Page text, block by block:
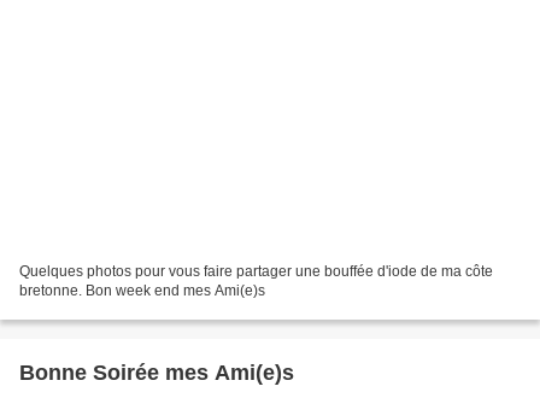
Quelques photos pour vous faire partager une bouffée d'iode de ma côte
bretonne. Bon week end mes Ami(e)s
Bonne Soirée mes Ami(e)s